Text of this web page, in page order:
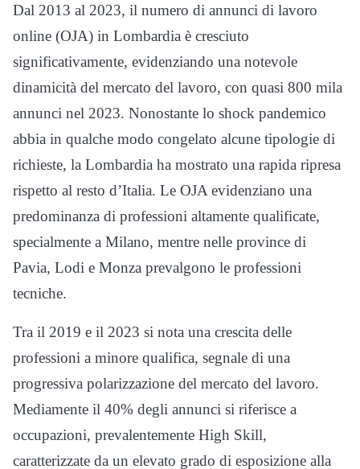
Dal 2013 al 2023, il numero di annunci di lavoro
online (OJA) in Lombardia è cresciuto
significativamente, evidenziando una notevole
dinamicità del mercato del lavoro, con quasi 800 mila
annunci nel 2023. Nonostante lo shock pandemico
abbia in qualche modo congelato alcune tipologie di
richieste, la Lombardia ha mostrato una rapida ripresa
rispetto al resto d’Italia. Le OJA evidenziano una
predominanza di professioni altamente qualificate,
specialmente a Milano, mentre nelle province di
Pavia, Lodi e Monza prevalgono le professioni
tecniche.
Tra il 2019 e il 2023 si nota una crescita delle
professioni a minore qualifica, segnale di una
progressiva polarizzazione del mercato del lavoro.
Mediamente il 40% degli annunci si riferisce a
occupazioni, prevalentemente High Skill,
caratterizzate da un elevato grado di esposizione alla